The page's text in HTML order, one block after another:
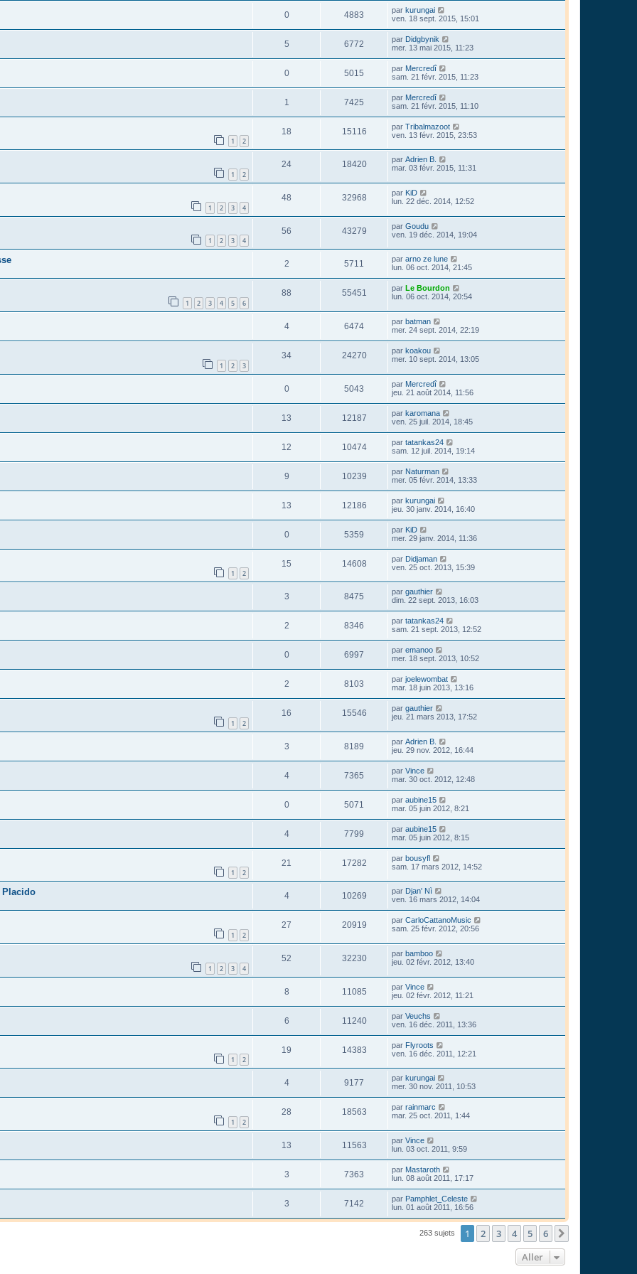
0 4883 par kurungai
ven. 18 sept. 2015, 15:01
5 6772 par Didgbynik
mer. 13 mai 2015, 11:23
0 5015 par Mercredî
sam. 21 févr. 2015, 11:23
1 7425 par Mercredî
sam. 21 févr. 2015, 11:10
1 2
18 15116 par Tribalmazoot
ven. 13 févr. 2015, 23:53
1 2
24 18420 par Adrien B.
mar. 03 févr. 2015, 11:31
1 2 3 4
48 32968 par KiD
lun. 22 déc. 2014, 12:52
1 2 3 4
56 43279 par Goudu
ven. 19 déc. 2014, 19:04
2 5711 par arno ze lune
lun. 06 oct. 2014, 21:45
1 2 3 4 5 6
88 55451 par Le Bourdon
lun. 06 oct. 2014, 20:54
4 6474 par batman
mer. 24 sept. 2014, 22:19
1 2 3
34 24270 par koakou
mer. 10 sept. 2014, 13:05
0 5043 par Mercredî
jeu. 21 août 2014, 11:56
13 12187 par karomana
ven. 25 juil. 2014, 18:45
12 10474 par tatankas24
sam. 12 juil. 2014, 19:14
9 10239 par Naturman
mer. 05 févr. 2014, 13:33
13 12186 par kurungai
jeu. 30 janv. 2014, 16:40
0 5359 par KiD
mer. 29 janv. 2014, 11:36
1 2
15 14608 par Didjaman
ven. 25 oct. 2013, 15:39
3 8475 par gauthier
dim. 22 sept. 2013, 16:03
2 8346 par tatankas24
sam. 21 sept. 2013, 12:52
0 6997 par emanoo
mer. 18 sept. 2013, 10:52
2 8103 par joelewombat
mar. 18 juin 2013, 13:16
1 2
16 15546 par gauthier
jeu. 21 mars 2013, 17:52
3 8189 par Adrien B.
jeu. 29 nov. 2012, 16:44
4 7365 par Vince
mar. 30 oct. 2012, 12:48
0 5071 par aubine15
mar. 05 juin 2012, 8:21
4 7799 par aubine15
mar. 05 juin 2012, 8:15
1 2
21 17282 par bousyfl
sam. 17 mars 2012, 14:52
4 10269 par Djan' Nì
ven. 16 mars 2012, 14:04
1 2
27 20919 par CarloCattanoMusic
sam. 25 févr. 2012, 20:56
1 2 3 4
52 32230 par bamboo
jeu. 02 févr. 2012, 13:40
8 11085 par Vince
jeu. 02 févr. 2012, 11:21
6 11240 par Veuchs
ven. 16 déc. 2011, 13:36
1 2
19 14383 par Flyroots
ven. 16 déc. 2011, 12:21
4 9177 par kurungai
mer. 30 nov. 2011, 10:53
1 2
28 18563 par rainmarc
mar. 25 oct. 2011, 1:44
13 11563 par Vince
lun. 03 oct. 2011, 9:59
3 7363 par Mastaroth
lun. 08 août 2011, 17:17
3 7142 par Pamphlet_Celeste
lun. 01 août 2011, 16:56
263 sujets 1 2 3 4 5 6
Aller